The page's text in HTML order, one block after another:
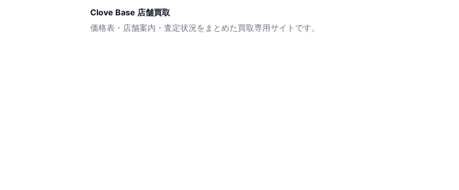
Clove Base 店舗買取
価格表・店舗案内・査定状況をまとめた買取専用サイトです。